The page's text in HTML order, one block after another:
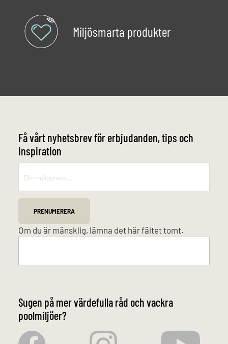
Miljösmarta produkter
Få vårt nyhetsbrev för erbjudanden, tips och
inspiration
PRENUMERERA
Om du är mänsklig, lämna det här fältet tomt.
Sugen på mer värdefulla råd och vackra
poolmiljöer?